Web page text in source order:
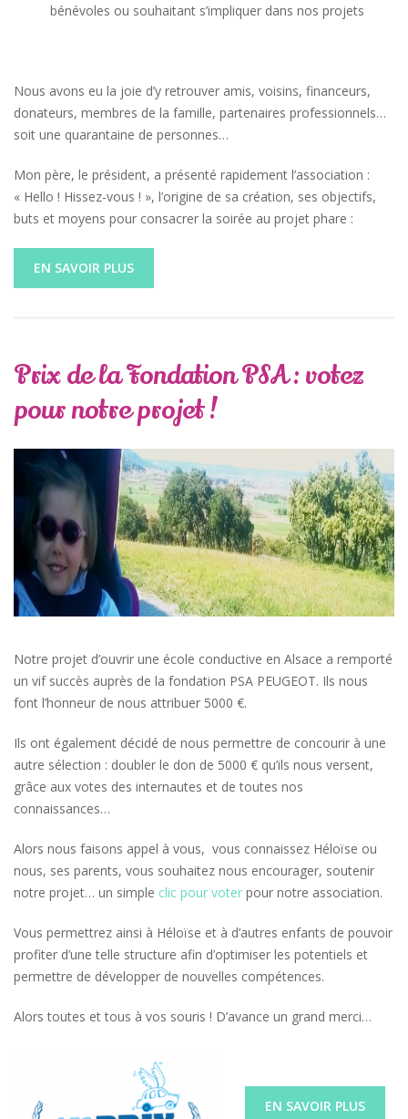
bénévoles ou souhaitant s’impliquer dans nos projets
Nous avons eu la joie d’y retrouver amis, voisins, financeurs,
donateurs, membres de la famille, partenaires professionnels…
soit une quarantaine de personnes…
Mon père, le président, a présenté rapidement l’association :
« Hello ! Hissez-vous ! », l’origine de sa création, ses objectifs,
buts et moyens pour consacrer la soirée au projet phare :
EN SAVOIR PLUS
Prix de la Fondation PSA : votez
pour notre projet !
Notre projet d’ouvrir une école conductive en Alsace a remporté
un vif succès auprès de la fondation PSA PEUGEOT. Ils nous
font l’honneur de nous attribuer 5000 €.
Ils ont également décidé de nous permettre de concourir à une
autre sélection : doubler le don de 5000 € qu’ils nous versent,
grâce aux votes des internautes et de toutes nos
connaissances…
Alors nous faisons appel à vous, vous connaissez Héloïse ou
nous, ses parents, vous souhaitez nous encourager, soutenir
notre projet… un simple clic pour voter pour notre association.
Vous permettrez ainsi à Héloïse et à d’autres enfants de pouvoir
profiter d’une telle structure afin d’optimiser les potentiels et
permettre de développer de nouvelles compétences.
Alors toutes et tous à vos souris ! D’avance un grand merci…
EN SAVOIR PLUS